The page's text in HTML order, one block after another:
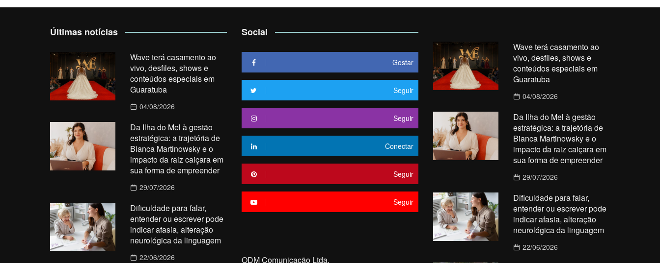
Últimas notícias
Wave terá casamento ao
vivo, desfiles, shows e
conteúdos especiais em
Guaratuba
04/08/2026
Da Ilha do Mel à gestão
estratégica: a trajetória de
Bianca Martinowsky e o
impacto da raiz caiçara em
sua forma de empreender
29/07/2026
Dificuldade para falar,
entender ou escrever pode
indicar afasia, alteração
neurológica da linguagem
22/06/2026
Social
Gostar
Seguir
Seguir
Conectar
Seguir
Seguir
ODM Comunicação Ltda.
Wave terá casamento ao
vivo, desfiles, shows e
conteúdos especiais em
Guaratuba
04/08/2026
Da Ilha do Mel à gestão
estratégica: a trajetória de
Bianca Martinowsky e o
impacto da raiz caiçara em
sua forma de empreender
29/07/2026
Dificuldade para falar,
entender ou escrever pode
indicar afasia, alteração
neurológica da linguagem
22/06/2026